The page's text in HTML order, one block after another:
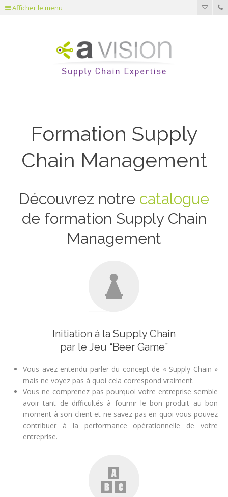
Afficher le menu
Formation Supply
Chain Management
Découvrez notre catalogue
de formation Supply Chain
Management
Initiation à la Supply Chain
par le Jeu “Beer Game”
Vous avez entendu parler du concept de « Supply Chain »
mais ne voyez pas à quoi cela correspond vraiment.
Vous ne comprenez pas pourquoi votre entreprise semble
avoir tant de difficultés à fournir le bon produit au bon
moment à son client et ne savez pas en quoi vous pouvez
contribuer à la performance opérationnelle de votre
entreprise.